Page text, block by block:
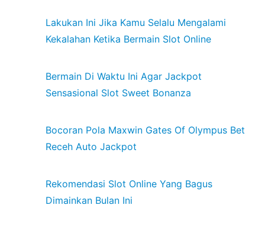
Lakukan Ini Jika Kamu Selalu Mengalami
Kekalahan Ketika Bermain Slot Online
Bermain Di Waktu Ini Agar Jackpot
Sensasional Slot Sweet Bonanza
Bocoran Pola Maxwin Gates Of Olympus Bet
Receh Auto Jackpot
Rekomendasi Slot Online Yang Bagus
Dimainkan Bulan Ini